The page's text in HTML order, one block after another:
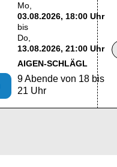
Mo
03.08.2026, 18:00 Uhr
bis
Do
13.08.2026, 21:00 Uhr
AIGEN-SCHLÄGL
9 Abende von 18 bis
21 Uhr